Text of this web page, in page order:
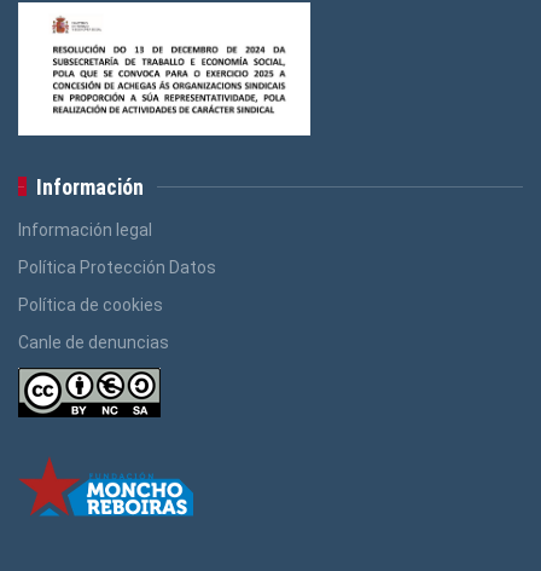
Información
Información legal
Política Protección Datos
Política de cookies
Canle de denuncias